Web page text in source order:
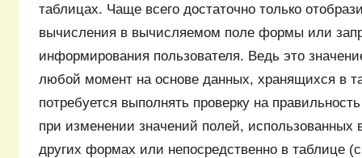
таблицах. Чаще всего достаточно только
вычисления в вычисляемом поле формы или
информирования пользователя. Ведь это
любой момент на основе данных, хранящихся в
потребуется выполнять проверку на
при изменении значений полей, использованных
других формах или непосредственно в таблице